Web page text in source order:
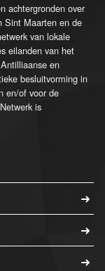
achtergronden over
Sint Maarten en de
van lokale
eilanden van het
en
besluitvorming in
en/of voor de
is